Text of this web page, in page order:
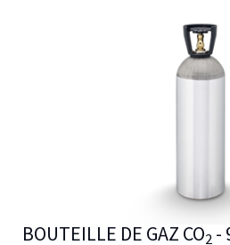
BOUTEILLE DE GAZ CO2 -